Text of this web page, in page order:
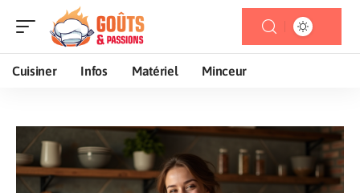
Cuisiner Infos Matériel Minceur